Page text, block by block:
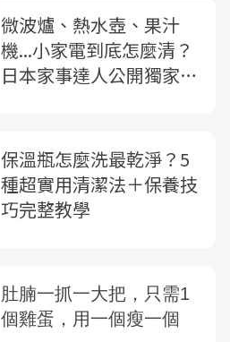
微波爐、熱水壺、果汁
機...小家電到底怎麼清？
日本家事達人公開獨家清
保溫瓶怎麼洗最乾淨？5
種超實用清潔法＋保養技
巧完整教學